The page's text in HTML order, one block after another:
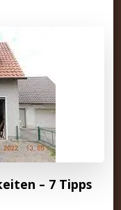
– 7 Tipps